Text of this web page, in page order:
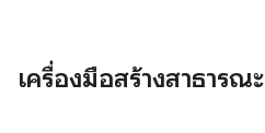
เครื่องมือสร้างสาธารณะ